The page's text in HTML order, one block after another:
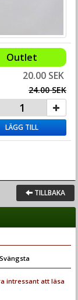
Outlet
20.00 SEK
24.00 SEK
LÄGG TILL
TILLBAKA
intressant att läsa